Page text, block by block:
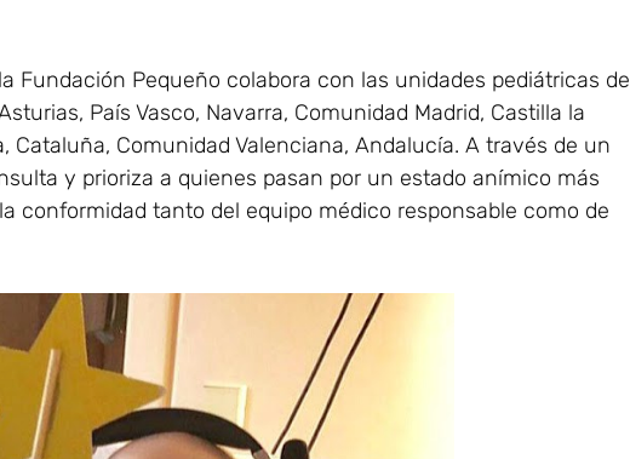
Fundación Pequeño colabora con las unidades pediátricas de
País Vasco, Navarra, Comunidad Madrid, Castilla la
Cataluña, Comunidad Valenciana, Andalucía. A través de un
y prioriza a quienes pasan por un estado anímico más
conformidad tanto del equipo médico responsable como de